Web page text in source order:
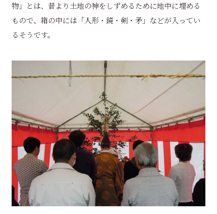
物」とは、昔より土地の神をしずめるために地中に埋める
もので、箱の中には「人形・鏡・剣・矛」などが入ってい
るそうです。